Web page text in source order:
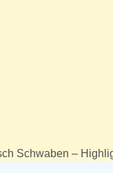
Schwaben –